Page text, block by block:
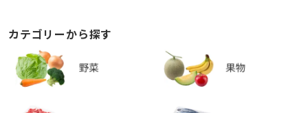
カテゴリーから探す